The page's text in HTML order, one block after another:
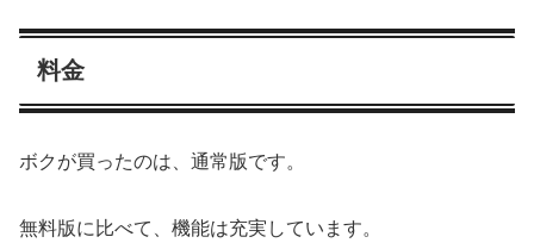
料金
ボクが買ったのは、通常版です。
無料版に比べて、機能は充実しています。